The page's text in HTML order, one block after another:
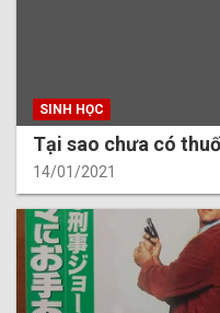
SINH HỌC
Tại sao chưa có
14/01/2021